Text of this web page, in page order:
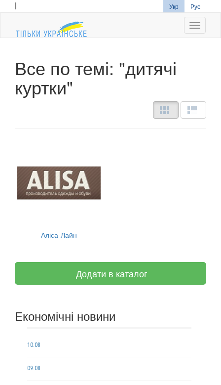
| Укр Рус
Все по темі: "дитячі
куртки"
Аліса-Лайн
Додати в каталог
Економічні новини
10.08
09.08